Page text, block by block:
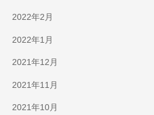
2022年2月
2022年1月
2021年12月
2021年11月
2021年10月